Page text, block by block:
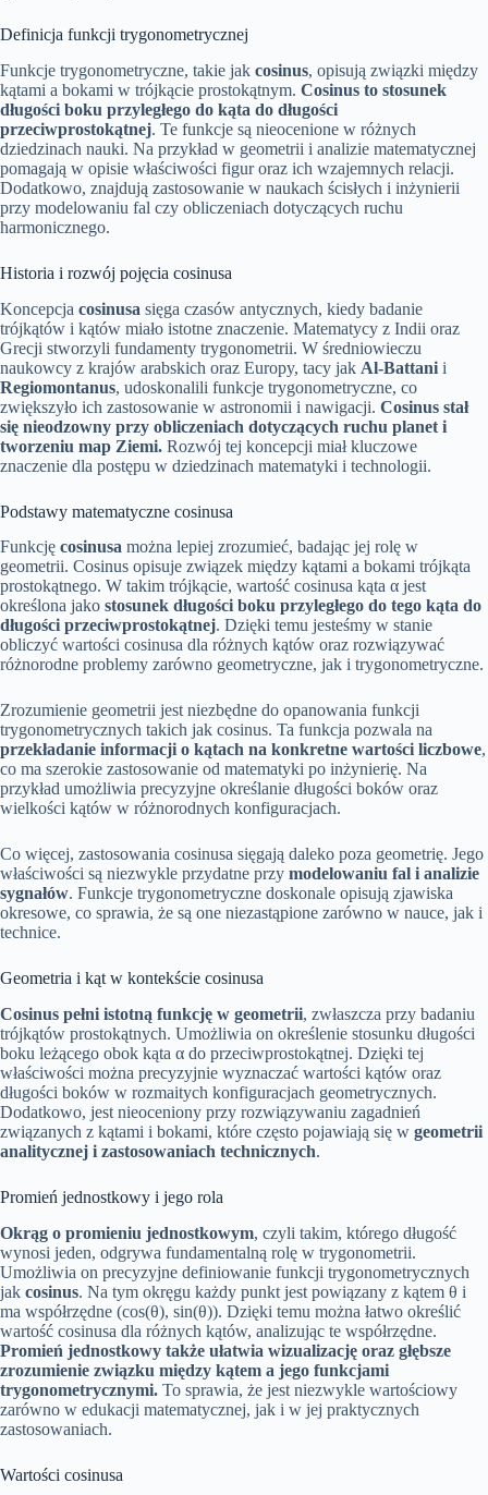
Definicja funkcji trygonometrycznej
Funkcje trygonometryczne, takie jak cosinus, opisują związki między
kątami a bokami w trójkącie prostokątnym. Cosinus to stosunek
długości boku przyległego do kąta do długości
przeciwprostokątnej. Te funkcje są nieocenione w różnych
dziedzinach nauki. Na przykład w geometrii i analizie matematycznej
pomagają w opisie właściwości figur oraz ich wzajemnych relacji.
Dodatkowo, znajdują zastosowanie w naukach ścisłych i inżynierii
przy modelowaniu fal czy obliczeniach dotyczących ruchu
harmonicznego.
Historia i rozwój pojęcia cosinusa
Koncepcja cosinusa sięga czasów antycznych, kiedy badanie
trójkątów i kątów miało istotne znaczenie. Matematycy z Indii oraz
Grecji stworzyli fundamenty trygonometrii. W średniowieczu
naukowcy z krajów arabskich oraz Europy, tacy jak Al-Battani i
Regiomontanus, udoskonalili funkcje trygonometryczne, co
zwiększyło ich zastosowanie w astronomii i nawigacji. Cosinus stał
się nieodzowny przy obliczeniach dotyczących ruchu planet i
tworzeniu map Ziemi. Rozwój tej koncepcji miał kluczowe
znaczenie dla postępu w dziedzinach matematyki i technologii.
Podstawy matematyczne cosinusa
Funkcję cosinusa można lepiej zrozumieć, badając jej rolę w
geometrii. Cosinus opisuje związek między kątami a bokami trójkąta
prostokątnego. W takim trójkącie, wartość cosinusa kąta α jest
określona jako stosunek długości boku przyległego do tego kąta do
długości przeciwprostokątnej. Dzięki temu jesteśmy w stanie
obliczyć wartości cosinusa dla różnych kątów oraz rozwiązywać
różnorodne problemy zarówno geometryczne, jak i trygonometryczne.
Zrozumienie geometrii jest niezbędne do opanowania funkcji
trygonometrycznych takich jak cosinus. Ta funkcja pozwala na
przekładanie informacji o kątach na konkretne wartości liczbowe,
co ma szerokie zastosowanie od matematyki po inżynierię. Na
przykład umożliwia precyzyjne określanie długości boków oraz
wielkości kątów w różnorodnych konfiguracjach.
Co więcej, zastosowania cosinusa sięgają daleko poza geometrię. Jego
właściwości są niezwykle przydatne przy modelowaniu fal i analizie
sygnałów. Funkcje trygonometryczne doskonale opisują zjawiska
okresowe, co sprawia, że są one niezastąpione zarówno w nauce, jak i
technice.
Geometria i kąt w kontekście cosinusa
Cosinus pełni istotną funkcję w geometrii, zwłaszcza przy badaniu
trójkątów prostokątnych. Umożliwia on określenie stosunku długości
boku leżącego obok kąta α do przeciwprostokątnej. Dzięki tej
właściwości można precyzyjnie wyznaczać wartości kątów oraz
długości boków w rozmaitych konfiguracjach geometrycznych.
Dodatkowo, jest nieoceniony przy rozwiązywaniu zagadnień
związanych z kątami i bokami, które często pojawiają się w geometrii
analitycznej i zastosowaniach technicznych.
Promień jednostkowy i jego rola
Okrąg o promieniu jednostkowym, czyli takim, którego długość
wynosi jeden, odgrywa fundamentalną rolę w trygonometrii.
Umożliwia on precyzyjne definiowanie funkcji trygonometrycznych
jak cosinus. Na tym okręgu każdy punkt jest powiązany z kątem θ i
ma współrzędne (cos(θ), sin(θ)). Dzięki temu można łatwo określić
wartość cosinusa dla różnych kątów, analizując te współrzędne.
Promień jednostkowy także ułatwia wizualizację oraz głębsze
zrozumienie związku między kątem a jego funkcjami
trygonometrycznymi. To sprawia, że jest niezwykle wartościowy
zarówno w edukacji matematycznej, jak i w jej praktycznych
zastosowaniach.
Wartości cosinusa